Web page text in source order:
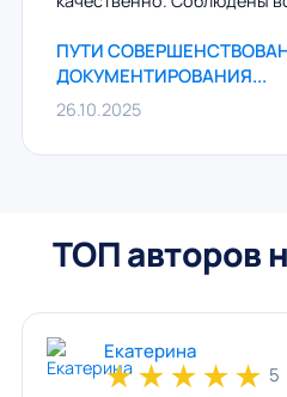
ПУТИ
ДОКУМЕНТИРОВАНИЯ...
26.10.2025
ТОП авторов
Екатерина
★★★★★ 5